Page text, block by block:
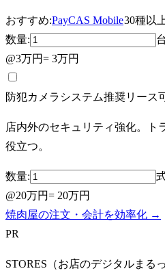
おすすめ:PayCAS Mobile30種以
数量:
台
@3万円= 3万円
防犯カメラシステム推奨リース
店内外のセキュリティ強化。ト
役立つ。
数量:
@20万円= 20万円
焼肉屋の注文・会計を効率化 →
PR
STORES（お店のデジタルまる